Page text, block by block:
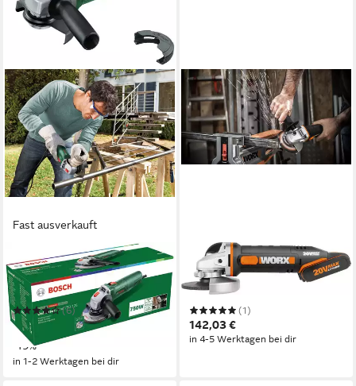
Fast ausverkauft
BOSCH HOME & GARDEN
Winkelschleifer
UniversalGrind 750-115
(6)
45,99 € UVP56,99 €
-19%
in 1-2 Werktagen bei dir
WORX
Akku-Winkelschleifer
WX800
(1)
142,03 €
in 4-5 Werktagen bei dir